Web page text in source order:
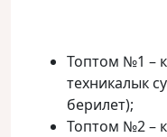
Топтом №1 –
техникалык
берилет);
Топтом №2 –